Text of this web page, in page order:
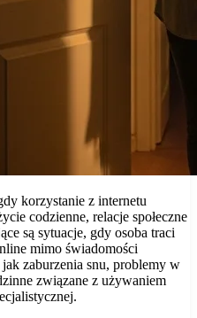
korzystanie z internetu
codzienne, relacje społeczne
są sytuacje, gdy osoba traci
mimo świadomości
zaburzenia snu, problemy w
związane z używaniem